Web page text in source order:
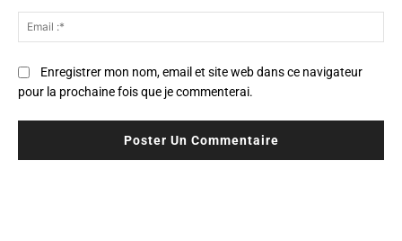
:*
Enregistrer mon nom, email et site web dans ce navigateur
pour la prochaine fois que je commenterai.